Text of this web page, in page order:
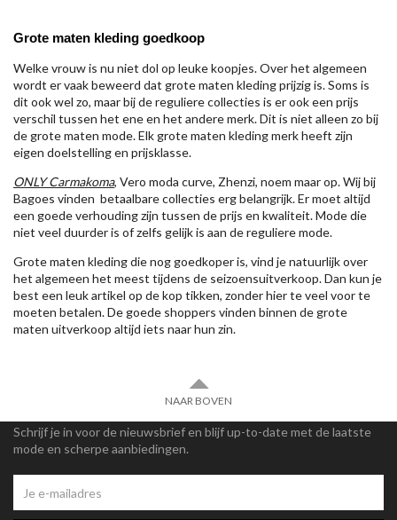
Grote maten kleding goedkoop
Welke vrouw is nu niet dol op leuke koopjes. Over het algemeen
wordt er vaak beweerd dat grote maten kleding prijzig is. Soms is
dit ook wel zo, maar bij de reguliere collecties is er ook een prijs
verschil tussen het ene en het andere merk. Dit is niet alleen zo bij
de grote maten mode. Elk grote maten kleding merk heeft zijn
eigen doelstelling en prijsklasse.
ONLY Carmakoma, Vero moda curve, Zhenzi, noem maar op. Wij bij
Bagoes vinden betaalbare collecties erg belangrijk. Er moet altijd
een goede verhouding zijn tussen de prijs en kwaliteit. Mode die
niet veel duurder is of zelfs gelijk is aan de reguliere mode.
Grote maten kleding die nog goedkoper is, vind je natuurlijk over
het algemeen het meest tijdens de seizoensuitverkoop. Dan kun je
best een leuk artikel op de kop tikken, zonder hier te veel voor te
moeten betalen. De goede shoppers vinden binnen de grote
maten uitverkoop altijd iets naar hun zin.
NAAR BOVEN
Schrijf je in voor de nieuwsbrief en blijf up-to-date met de laatste
mode en scherpe aanbiedingen.